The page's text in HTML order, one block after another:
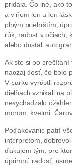
pridala. Čo iné, ako
a v ňom len a len
plným priehrštím,
rúk, radosť v očiach,
alebo dostali
Ak ste si po prečítaní
naozaj dosť, čo bolo
V parku vyrástli
dielňach vznikali na
nevychádzalo
morom, kvetmi.
Poďakovanie patrí
interpretom,
ďakujem tým, pre
úprimnú radosť,